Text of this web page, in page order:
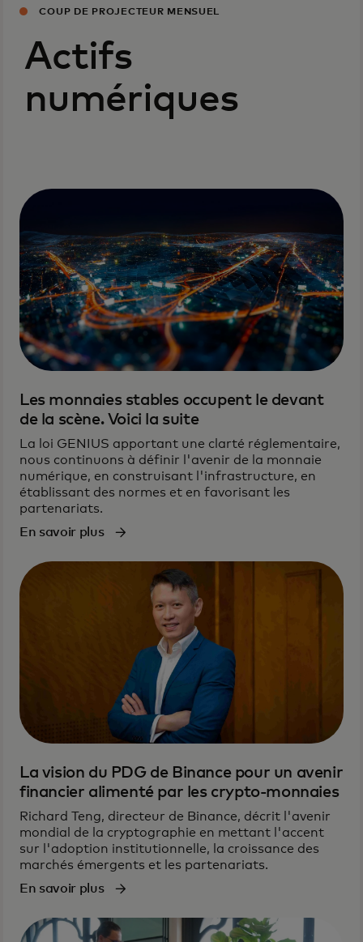
COUP DE PROJECTEUR MENSUEL
Actifs
numériques
Les monnaies stables occupent le devant
de la scène. Voici la suite
La loi GENIUS apportant une clarté réglementaire,
nous continuons à définir l'avenir de la monnaie
numérique, en construisant l'infrastructure, en
établissant des normes et en favorisant les
partenariats.
En savoir plus
La vision du PDG de Binance pour un avenir
financier alimenté par les crypto-monnaies
Richard Teng, directeur de Binance, décrit l'avenir
mondial de la cryptographie en mettant l'accent
sur l'adoption institutionnelle, la croissance des
marchés émergents et les partenariats.
En savoir plus